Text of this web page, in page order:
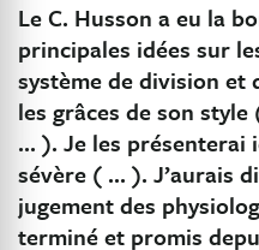
Le C. Husson a eu la
principales idées sur
système de division et
les grâces de son
... ). Je les présenterai
sévère ( ... ). J’aurais
jugement des
terminé et promis